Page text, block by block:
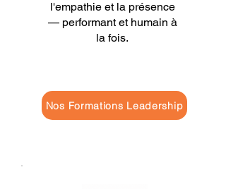
l'empathie et la présence
— performant et humain à
la fois.
Nos Formations Leadership